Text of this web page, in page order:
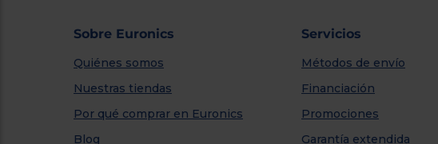
Sobre Euronics
Quiénes somos
Nuestras tiendas
Por qué comprar en Euronics
Blog
Servicios
Métodos de envío
Financiación
Promociones
Garantía extendida